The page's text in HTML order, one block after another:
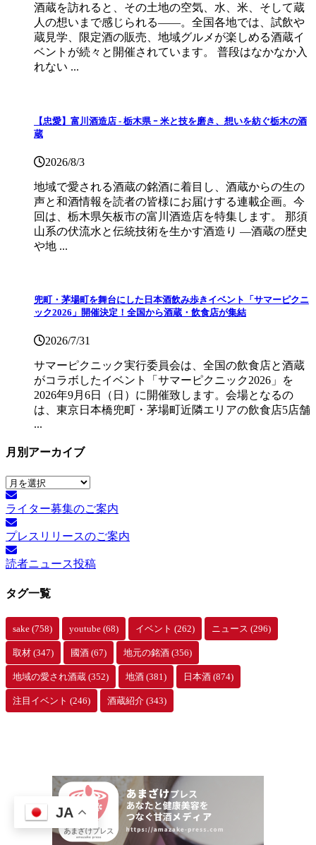
酒蔵を訪れると、その土地の空気、水、米、そして蔵
人の想いまで感じられる——。全国各地では、試飲や
蔵見学、限定酒の販売、地域グルメが楽しめる酒蔵イ
ベントが続々と開催されています。 普段はなかなか入
れない ...
【忠愛】富川酒造店 ‐ 栃木県 ｰ 米と技を磨き、想いを紡ぐ栃木の酒
蔵
2026/8/3
地域で愛される酒蔵の銘酒に着目し、酒蔵からの生の
声と和酒情報を読者の皆様にお届けする連載企画。今
回は、栃木県矢板市の富川酒造店を特集します。 那須
山系の伏流水と伝統技術を生かす酒造り ―酒蔵の歴史
や地 ...
兜町・茅場町を舞台にした日本酒飲み歩きイベント「サマーピクニ
ック2026」開催決定！全国から酒蔵・飲食店が集結
2026/7/31
サマーピクニック実⾏委員会は、全国の飲⾷店と酒蔵
がコラボしたイベント「サマーピクニック2026」を
2026年9月6日（日）に開催致します。会場となるの
は、東京日本橋兜町・茅場町近隣エリアの飲食店5店舗
...
月別アーカイブ
月
別
ア
ー
カ
イ
ブ
ライター募集のご案内
プレスリリースのご案内
読者ニュース投稿
タグ一覧
sake (758) youtube (68) イベント (262) ニュース (296)
取材 (347) 國酒 (67) 地元の銘酒 (356)
地域の愛され酒蔵 (352) 地酒 (381) 日本酒 (874)
注目イベント (246) 酒蔵紹介 (343)
JA